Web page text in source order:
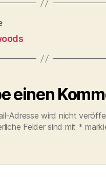
einen
Adresse wird nicht
Felder sind mit *